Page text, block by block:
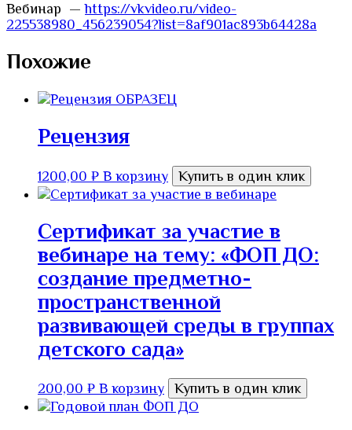
ДО
и
ДО»
Вебинар —https://vkvideo.ru/video-
225538980_456239054?list=8af901ac893b64428a
Похожие
Рецензия
1200,00 ₽ В корзину Купить в один клик
Сертификат за участие в
вебинаре на тему: «ФОП ДО:
создание предметно-
пространственной
развивающей среды в группах
детского сада»
200,00 ₽ В корзину Купить в один клик